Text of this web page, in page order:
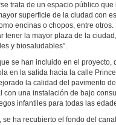
trata de un espacio público
superficie de la ciudad con
encinas o chopos, entre
tener la mayor plaza de la
y biosaludables”.
se han incluido en el
en la salida hacia la calle
la calidad del pavimento
con una instalación de bajo
infantiles para todas las
se ha recubierto el fondo del